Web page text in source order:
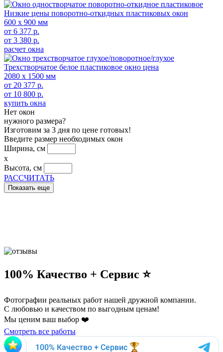
Низкие цены поворотно-откидных пластиковых окон
600 х 900 мм
от 6 377 р.
от 3 380 р.
расчет окна
Трехстворчатое белое пластиковое окно цена
2080 х 1500 мм
от 20 377 р.
от 10 800 р.
купить окна
Нет окон
нужного размера?
Изготовим за 3 дня по цене готовых!
Введите размер необходимых окон
Ширина, см
x
Высота, см
РАССЧИТАТЬ
Показать еще
100% Качество + Сервис ⭐️
Фотографии реальных работ нашей дружной компании.
С любовью и качеством по выгодным ценам!
Мы ценим ваш выбор ❤️
Смотреть все работы